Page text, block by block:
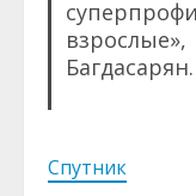
Багдасарян.
Спутник